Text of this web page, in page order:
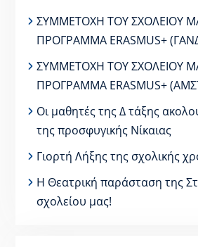
ΣΥΜΜΕΤΟΧΗ ΤΟΥ ΣΧΟΛΕΙΟΥ
ΠΡΟΓΡΑΜΜΑ ERASMUS+
ΣΥΜΜΕΤΟΧΗ ΤΟΥ ΣΧΟΛΕΙΟΥ
ΠΡΟΓΡΑΜΜΑ ERASMUS+
Οι μαθητές της Δ τάξης
της προσφυγικής Νίκαιας
Γιορτή Λήξης της σχολικής
Η Θεατρική παράσταση της
σχολείου μας!